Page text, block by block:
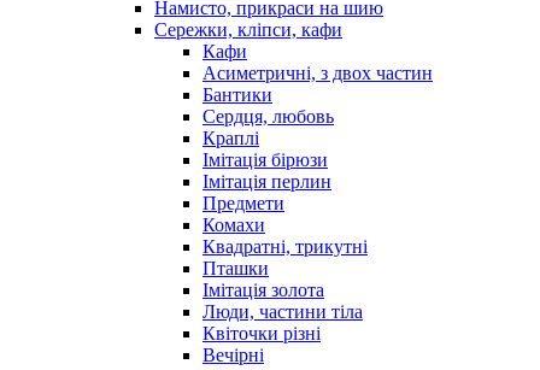
Намисто, прикраси на шию
Сережки, кліпси, кафи
Кафи
Асиметричні, з двох частин
Бантики
Сердця, любовь
Краплі
Імітація бірюзи
Імітація перлин
Предмети
Комахи
Квадратні, трикутні
Пташки
Імітація золота
Люди, частини тіла
Квіточки різні
Вечірні